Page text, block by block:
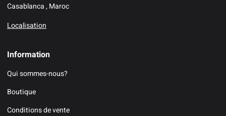
Casablanca , Maroc
Localisation
Information
Qui sommes-nous?
Boutique
Conditions de vente